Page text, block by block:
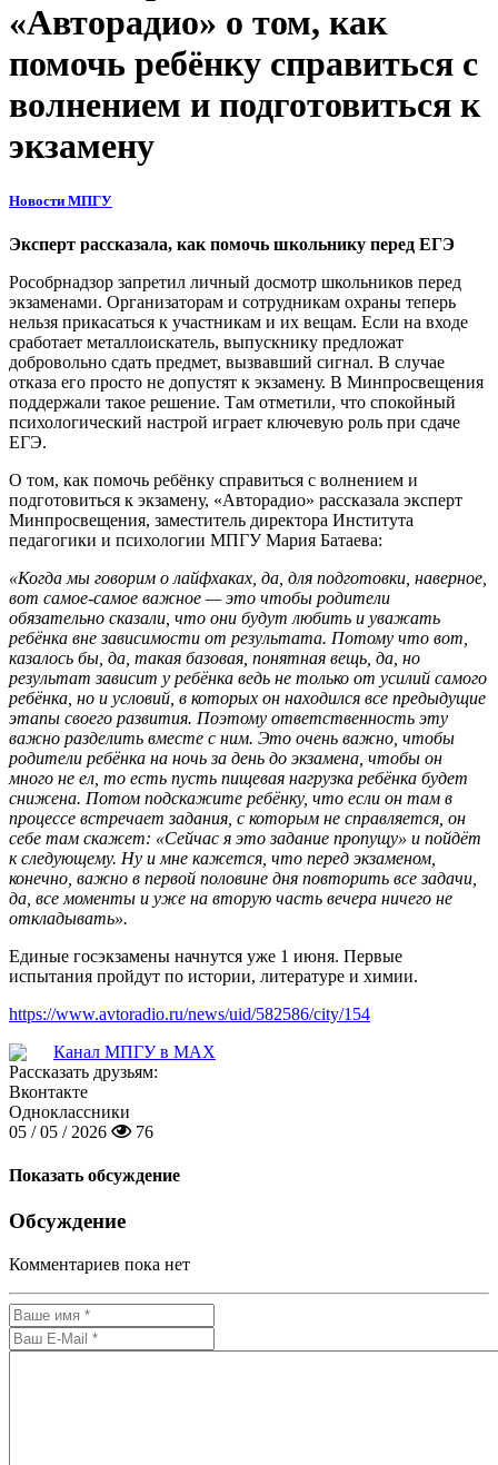
«Авторадио» о том, как
помочь ребёнку справиться с
волнением и подготовиться к
экзамену
Новости МПГУ
Эксперт рассказала, как помочь школьнику перед ЕГЭ
Рособрнадзор запретил личный досмотр школьников перед
экзаменами. Организаторам и сотрудникам охраны теперь
нельзя прикасаться к участникам и их вещам. Если на входе
сработает металлоискатель, выпускнику предложат
добровольно сдать предмет, вызвавший сигнал. В случае
отказа его просто не допустят к экзамену. В Минпросвещения
поддержали такое решение. Там отметили, что спокойный
психологический настрой играет ключевую роль при сдаче
ЕГЭ.
О том, как помочь ребёнку справиться с волнением и
подготовиться к экзамену, «Авторадио» рассказала эксперт
Минпросвещения, заместитель директора Института
педагогики и психологии МПГУМария Батаева:
«Когда мы говорим о лайфхаках, да, для подготовки, наверное,
вот самое-самое важное — это чтобы родители
обязательно сказали, что они будут любить и уважать
ребёнка вне зависимости от результата. Потому что вот,
казалось бы, да, такая базовая, понятная вещь, да, но
результат зависит у ребёнка ведь не только от усилий самого
ребёнка, но и условий, в которых он находился все предыдущие
этапы своего развития. Поэтому ответственность эту
важно разделить вместе с ним. Это очень важно, чтобы
родители ребёнка на ночь за день до экзамена, чтобы он
много не ел, то есть пусть пищевая нагрузка ребёнка будет
снижена. Потом подскажите ребёнку, что если он там в
процессе встречает задания, с которым не справляется, он
себе там скажет: «Сейчас я это задание пропущу» и пойдёт
к следующему. Ну и мне кажется, что перед экзаменом,
конечно, важно в первой половине дня повторить все задачи,
да, все моменты и уже на вторую часть вечера ничего не
откладывать».
Единые госэкзамены начнутся уже 1 июня. Первые
испытания пройдут по истории, литературе и химии.
https://www.avtoradio.ru/news/uid/582586/city/154
Канал МПГУ в MAX
Рассказать друзьям:
Вконтакте
Одноклассники
05 / 05 / 2026
76
Показать обсуждение
Обсуждение
Комментариев пока нет